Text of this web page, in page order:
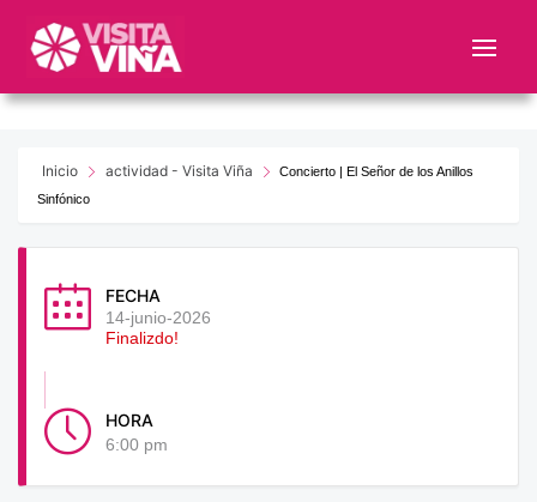
este
web
sistemaInicio actividad - Visita Viña
Concierto | El Señor de los Anillos
Sinfónico
FECHA
14-junio-2026
Finalizdo!
HORA
6:00 pm